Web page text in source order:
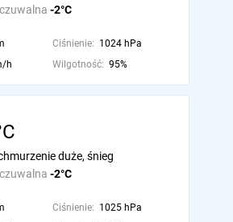
-2°C
Ciśnienie: 1024 hPa
h Wilgotność: 95%
-2°C
duże, śnieg
Ciśnienie: 1025 hPa